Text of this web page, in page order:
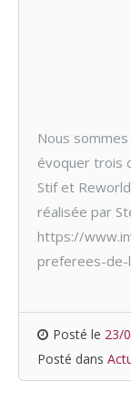
Nous
évoquer trois
Stif et
réalisée par
https://
preferees-de-
Posté le 23/
Posté dans